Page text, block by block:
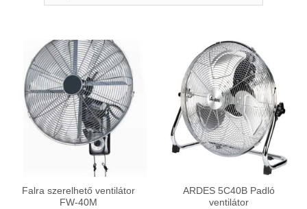
Falra szerelhető ventilátor
FW-40M
ARDES 5C40B Padló
ventilátor